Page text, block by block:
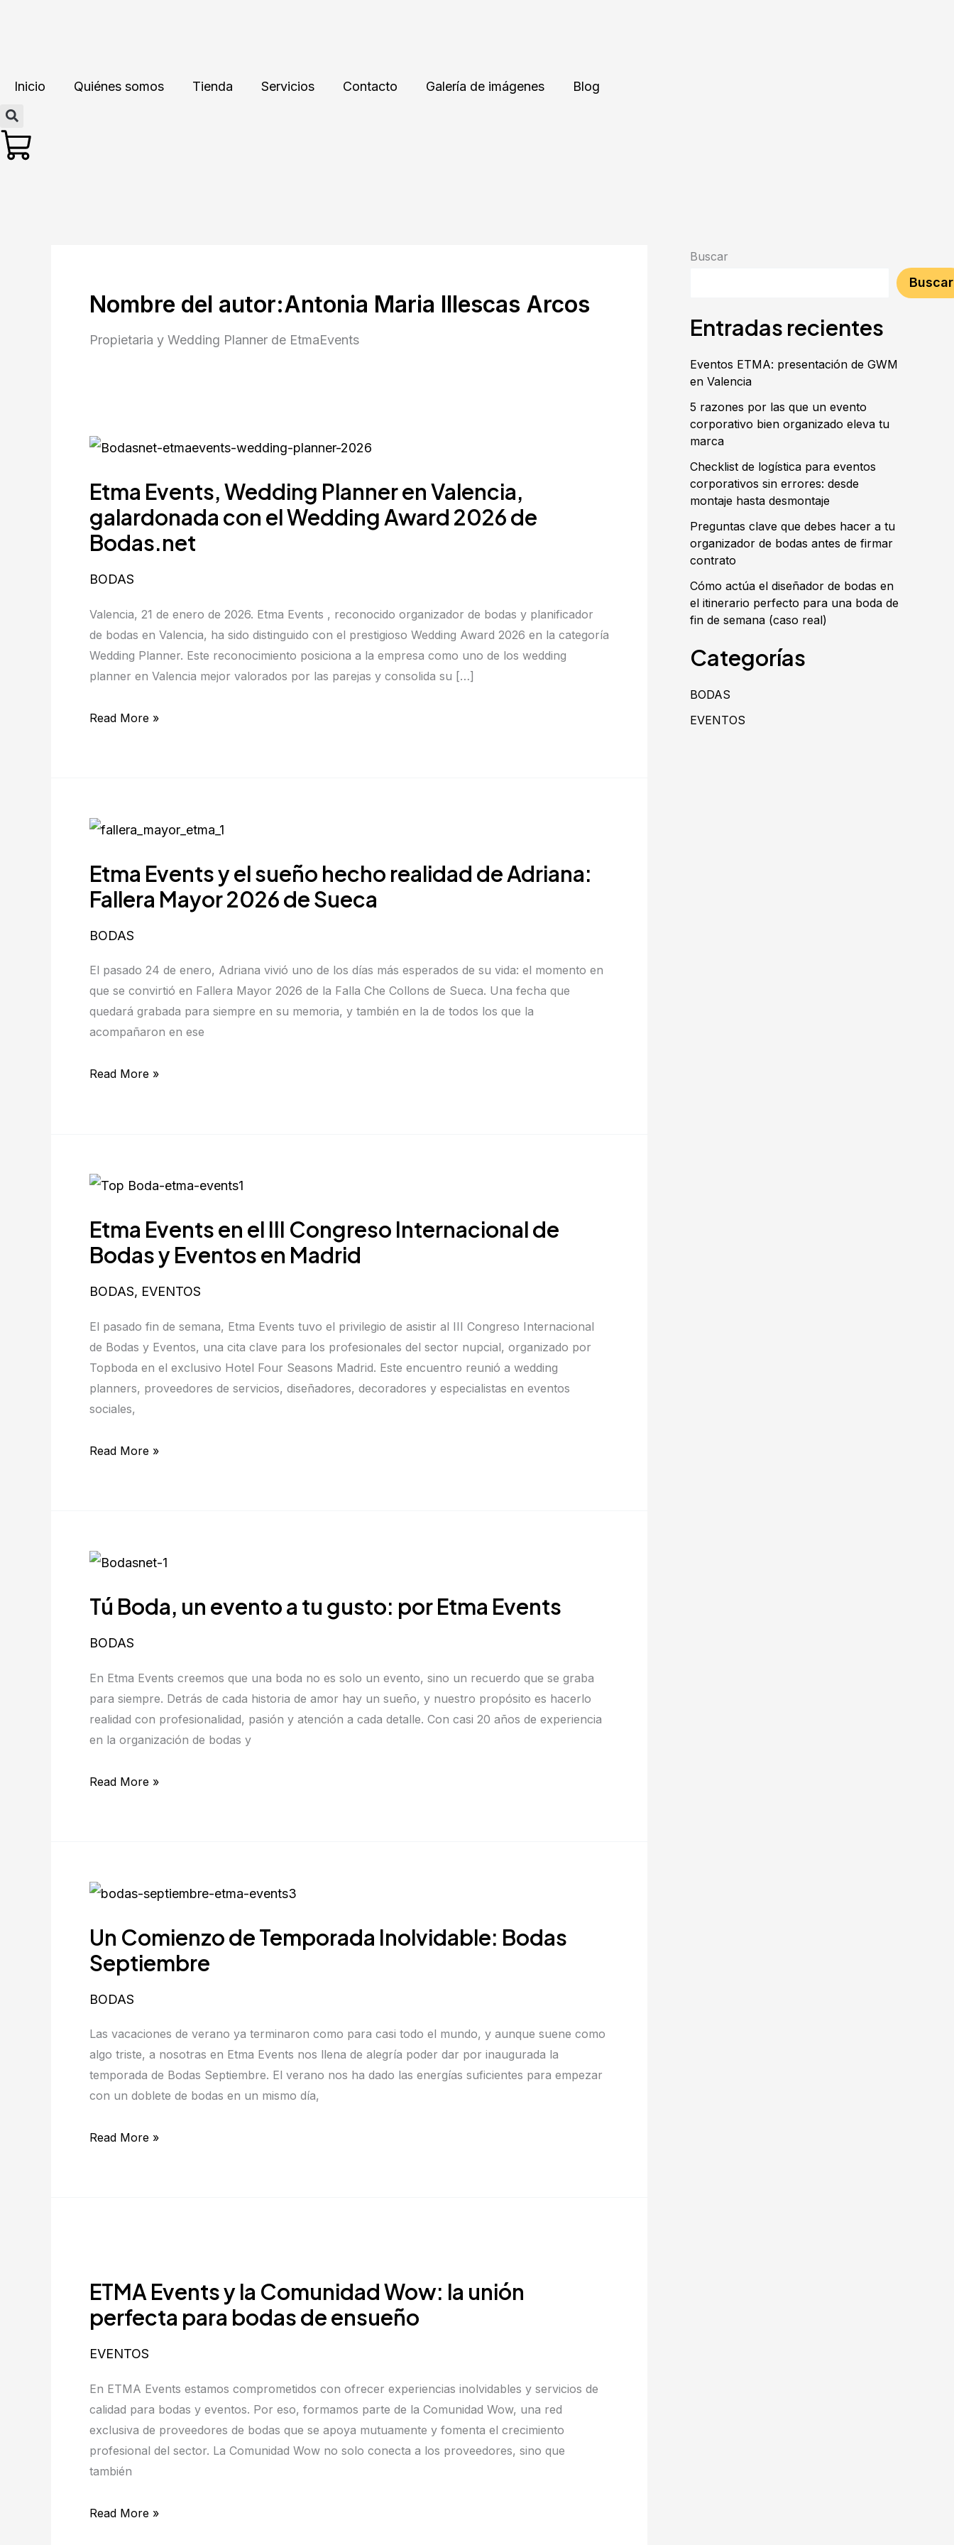
Inicio
Quiénes somos Tienda Servicios Contacto Galería de imágenes Blog
Nombre del autor:Antonia Maria Illescas Arcos
Propietaria y Wedding Planner de EtmaEvents
Etma Events, Wedding Planner en Valencia,
galardonada con el Wedding Award 2026 de
Bodas.net
BODAS
Valencia, 21 de enero de 2026. Etma Events , reconocido organizador de bodas y planificador
de bodas en Valencia, ha sido distinguido con el prestigioso Wedding Award 2026 en la categoría
Wedding Planner. Este reconocimiento posiciona a la empresa como uno de los wedding
planner en Valencia mejor valorados por las parejas y consolida su […]
Etma
Wedding
Planner
en
Valencia,
con
el
Wedding
Award
2026
Bodas.net
Read More »
Etma Events y el sueño hecho realidad de Adriana:
Fallera Mayor 2026 de Sueca
BODAS
El pasado 24 de enero, Adriana vivió uno de los días más esperados de su vida: el momento en
que se convirtió en Fallera Mayor 2026 de la Falla Che Collons de Sueca. Una fecha que
quedará grabada para siempre en su memoria, y también en la de todos los que la
acompañaron en ese
Etma
y
el
sueño
hecho
de
Adriana:
Fallera
Mayor
de
Read More »
Etma Events en el III Congreso Internacional de
Bodas y Eventos en Madrid
BODAS, EVENTOS
El pasado fin de semana, Etma Events tuvo el privilegio de asistir al III Congreso Internacional
de Bodas y Eventos, una cita clave para los profesionales del sector nupcial, organizado por
Topboda en el exclusivo Hotel Four Seasons Madrid. Este encuentro reunió a wedding
planners, proveedores de servicios, diseñadores, decoradores y especialistas en eventos
sociales,
Etma
en
el
III
Congreso
de
Bodas
y
Eventos
en
Read More »
Tú Boda, un evento a tu gusto: por Etma Events
BODAS
En Etma Events creemos que una boda no es solo un evento, sino un recuerdo que se graba
para siempre. Detrás de cada historia de amor hay un sueño, y nuestro propósito es hacerlo
realidad con profesionalidad, pasión y atención a cada detalle. Con casi 20 años de experiencia
en la organización de bodas y
Tú
un
a
gusto:
por
Etma
Events
Read More »
Un Comienzo de Temporada Inolvidable: Bodas
Septiembre
BODAS
Las vacaciones de verano ya terminaron como para casi todo el mundo, y aunque suene como
algo triste, a nosotras en Etma Events nos llena de alegría poder dar por inaugurada la
temporada de Bodas Septiembre. El verano nos ha dado las energías suficientes para empezar
con un doblete de bodas en un mismo día,
Un
de
Inolvidable:
Bodas
Read More »
ETMA Events y la Comunidad Wow: la unión
perfecta para bodas de ensueño
EVENTOS
En ETMA Events estamos comprometidos con ofrecer experiencias inolvidables y servicios de
calidad para bodas y eventos. Por eso, formamos parte de la Comunidad Wow, una red
exclusiva de proveedores de bodas que se apoya mutuamente y fomenta el crecimiento
profesional del sector. La Comunidad Wow no solo conecta a los proveedores, sino que
también
y
Comunidad
Wow:
unión
perfecta
para
bodas
de
Read More »
Buscar
Buscar
Entradas recientes
Eventos ETMA: presentación de GWM
en Valencia
5 razones por las que un evento
corporativo bien organizado eleva tu
marca
Checklist de logística para eventos
corporativos sin errores: desde
montaje hasta desmontaje
Preguntas clave que debes hacer a tu
organizador de bodas antes de firmar
contrato
Cómo actúa el diseñador de bodas en
el itinerario perfecto para una boda de
fin de semana (caso real)
Categorías
BODAS
EVENTOS